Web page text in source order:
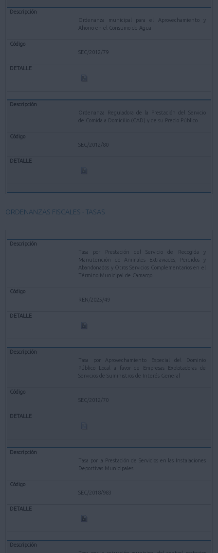
Ordenanza municipal para el Aprovechamiento y
Ahorro en el Consumo de Agua
SEC/2012/79
Ordenanza Reguladora de la Prestación del Servicio
de Comida a Domicilio (CAD) y de su Precio Público
SEC/2012/80
ORDENANZAS FISCALES - TASAS
Tasa por Prestación del Servicio de Recogida y
Manutención de Animales Extraviados, Perdidos y
Abandonados y Otros Servicios Complementarios en el
Término Municipal de Camargo
REN/2025/49
Tasa por Aprovechamiento Especial del Dominio
Público Local a favor de Empresas Explotadoras de
Servicios de Suministros de Interés General
SEC/2012/70
Tasa por la Prestación de Servicios en las Instalaciones
Deportivas Municipales
SEC/2018/983